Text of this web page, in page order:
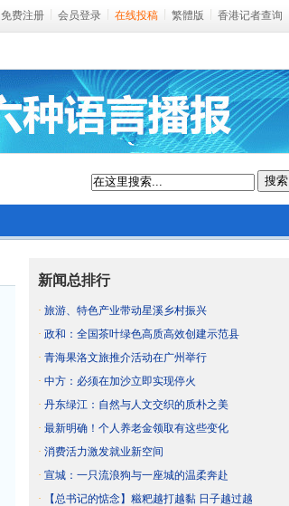
免费注册 会员登录 在线投稿 繁體版 香港记者查询
搜索
新闻总排行
· 旅游、特色产业带动星溪乡村振兴
· 政和：全国茶叶绿色高质高效创建示范县
· 青海果洛文旅推介活动在广州举行
· 中方：必须在加沙立即实现停火
· 丹东绿江：自然与人文交织的质朴之美
· 最新明确！个人养老金领取有这些变化
· 消费活力激发就业新空间
· 宣城：一只流浪狗与一座城的温柔奔赴
·
【总书记的惦念】糍粑越打越黏 日子越过越